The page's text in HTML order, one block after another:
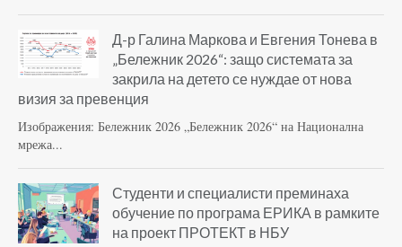
Д-р Галина Маркова и Евгения Тонева в
„Бележник 2026“: защо системата за
закрила на детето се нуждае от нова
визия за превенция
Изображения: Бележник 2026 „Бележник 2026“ на Национална
мрежа...
Студенти и специалисти преминаха
обучение по програма ЕРИКА в рамките
на проект ПРОТЕКТ в НБУ